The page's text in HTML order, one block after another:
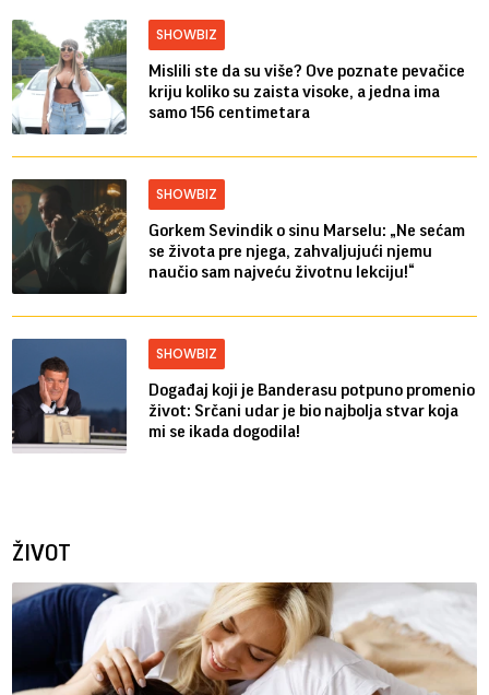
SHOWBIZ
Mislili ste da su više? Ove poznate pevačice
kriju koliko su zaista visoke, a jedna ima
samo 156 centimetara
SHOWBIZ
Gorkem Sevindik o sinu Marselu: „Ne sećam
se života pre njega, zahvaljujući njemu
naučio sam najveću životnu lekciju!“
SHOWBIZ
Događaj koji je Banderasu potpuno promenio
život: Srčani udar je bio najbolja stvar koja
mi se ikada dogodila!
ŽIVOT